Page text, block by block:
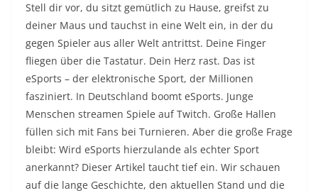
Stell dir vor, du sitzt gemütlich zu Hause, greifst zu
deiner Maus und tauchst in eine Welt ein, in der du
gegen Spieler aus aller Welt antrittst. Deine Finger
fliegen über die Tastatur. Dein Herz rast. Das ist
eSports – der elektronische Sport, der Millionen
fasziniert. In Deutschland boomt eSports. Junge
Menschen streamen Spiele auf Twitch. Große Hallen
füllen sich mit Fans bei Turnieren. Aber die große Frage
bleibt: Wird eSports hierzulande als echter Sport
anerkannt? Dieser Artikel taucht tief ein. Wir schauen
auf die lange Geschichte, den aktuellen Stand und die